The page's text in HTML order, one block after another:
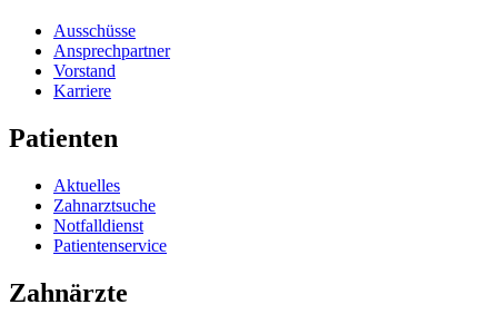
Ausschüsse
Ansprechpartner
Vorstand
Karriere
Patienten
Aktuelles
Zahnarztsuche
Notfalldienst
Patientenservice
Zahnärzte